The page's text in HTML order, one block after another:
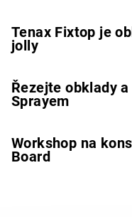
Tenax Fixtop je
jolly
Řezejte obklady
Sprayem
Workshop na
Board